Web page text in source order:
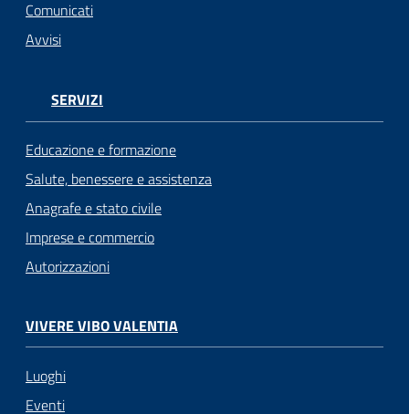
Comunicati
Avvisi
SERVIZI
Educazione e formazione
Salute, benessere e assistenza
Anagrafe e stato civile
Imprese e commercio
Autorizzazioni
VIVERE VIBO VALENTIA
Luoghi
Eventi